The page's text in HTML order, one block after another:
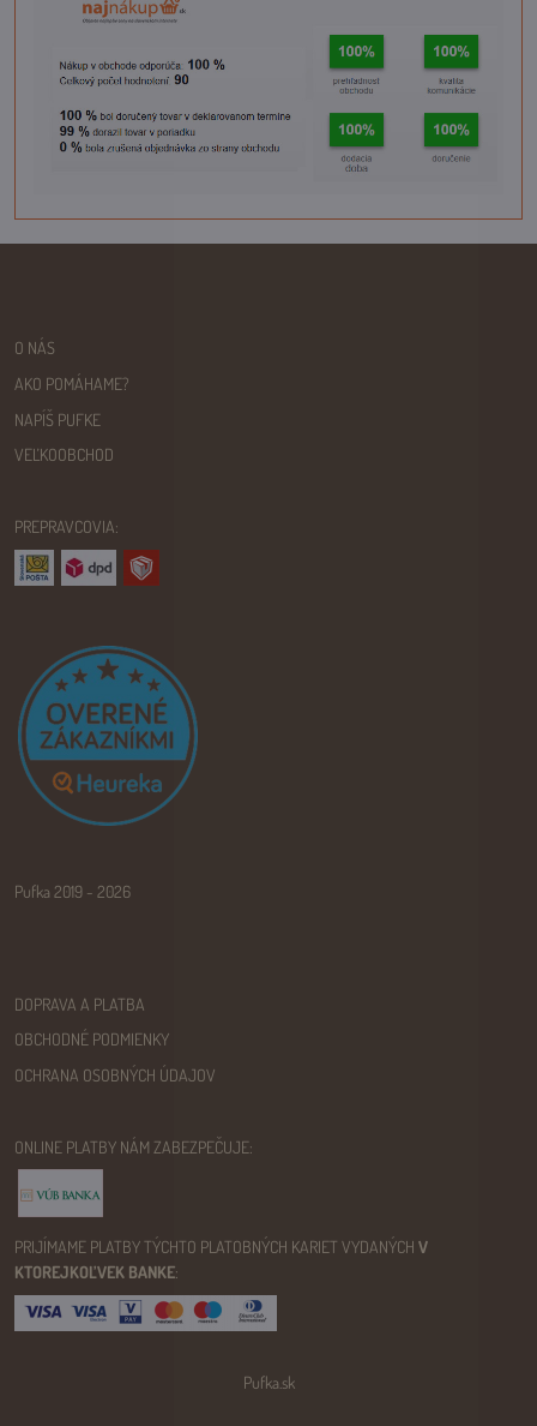
O NÁS
AKO POMÁHAME?
NAPÍŠ PUFKE
VEĽKOOBCHOD
PREPRAVCOVIA:
Pufka 2019 - 2026
DOPRAVA A PLATBA
OBCHODNÉ PODMIENKY
OCHRANA OSOBNÝCH ÚDAJOV
ONLINE PLATBY NÁM ZABEZPEČUJE:
PRIJÍMAME PLATBY TÝCHTO PLATOBNÝCH KARIET VYDANÝCH V
KTOREJKOĽVEK BANKE:
Pufka.sk